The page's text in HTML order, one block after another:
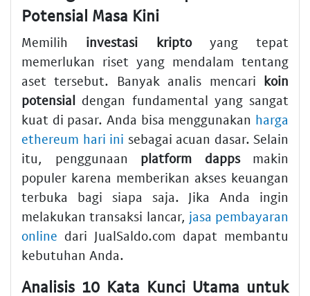
Potensial Masa Kini
Memilih investasi kriptoyang tepat
memerlukan riset yang mendalam tentang
aset tersebut. Banyak analis mencari koin
potensial dengan fundamental yang sangat
kuat di pasar. Anda bisa menggunakan harga
ethereum hari ini sebagai acuan dasar. Selain
itu, penggunaan platform dappsmakin
populer karena memberikan akses keuangan
terbuka bagi siapa saja. Jika Anda ingin
melakukan transaksi lancar, jasa pembayaran
online dari JualSaldo.com dapat membantu
kebutuhan Anda.
Analisis 10 Kata Kunci Utama untuk